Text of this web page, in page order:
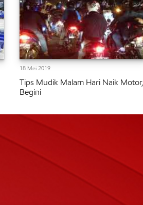
18 Mei 2019
Tips Mudik Malam Hari Naik Motor,
Begini